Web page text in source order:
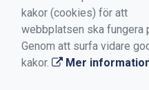
TÄBY GOLFKLUBB
junior@tabygk.se
kakor (cookies) för att
webbplatsen ska fungera
Genom att surfa vidare
kakor.
Mer